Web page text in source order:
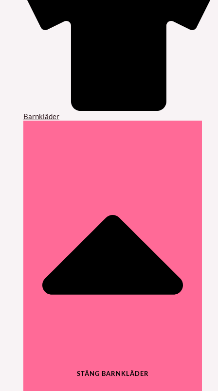
Barnkläder
STÄNG BARNKLÄDER